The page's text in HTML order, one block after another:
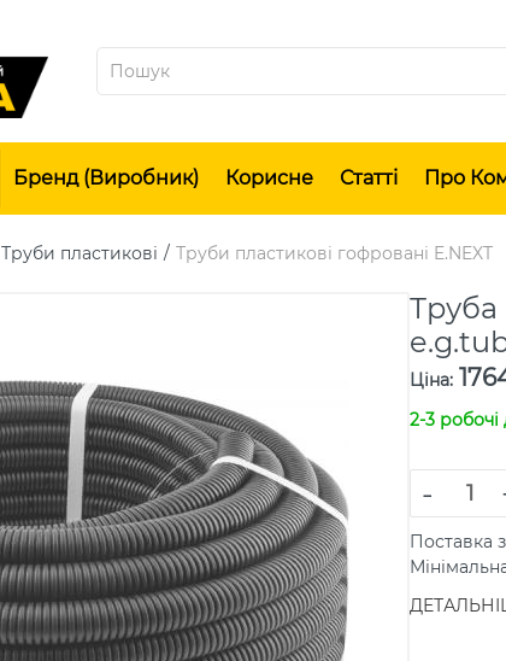
Бренд (виробник) Корисне Статті Про
Труби пластикові Труби пластикові гофровані E.NEXT
Ціна:
2-3 робочі
-
Поставка